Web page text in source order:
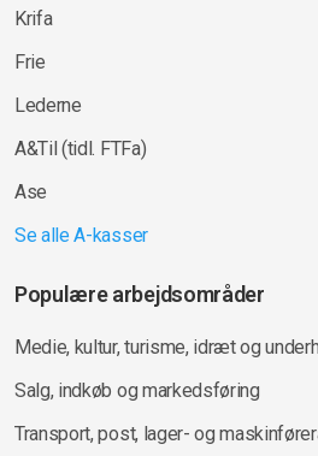
Krifa
Frie
Lederne
A&Til (tidl. FTFa)
Ase
Se alle A-kasser
Populære arbejdsområder
Medie, kultur, turisme, idræt og
Salg, indkøb og markedsføring
Transport, post, lager- og